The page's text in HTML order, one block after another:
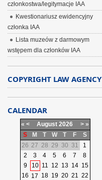
członkostwa/legitymacje IAA
Kwestionariusz ewidencyjny
członka IAA
Lista muzeów z darmowym
wstępem dla członków IAA
COPYRIGHT LAW AGENCY
CALENDAR
« < August 2026 > »
S
M T W T F
S
26 27 28 29 30 31
1
2
3 4 5 6 7
8
9
10 11 12 13 14 15
16 17 18 19 20 21 22